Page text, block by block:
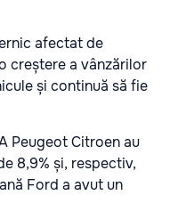
afectat de
creștere a vânzărilor
și continuă să fie
Peugeot Citroen au
8,9% și, respectiv,
Ford a avut un